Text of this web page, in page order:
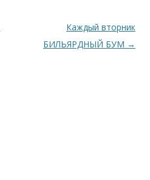
Каждый вторник
БИЛЬЯРДНЫЙ БУМ →